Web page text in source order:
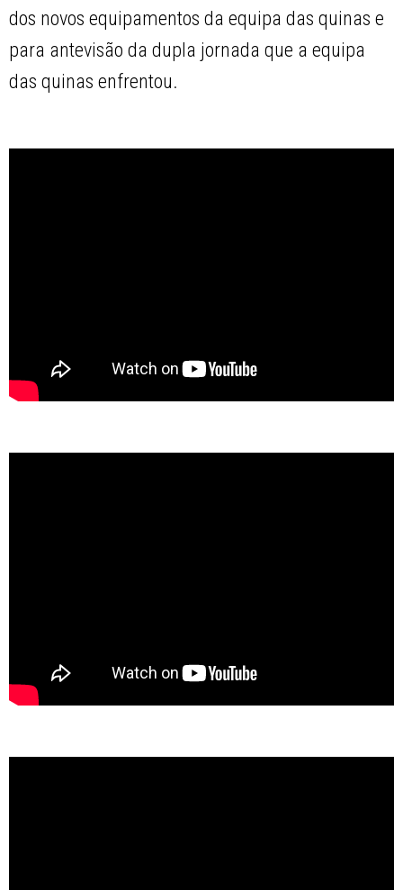
dos novos equipamentos da equipa das quinas e
para antevisão da dupla jornada que a equipa
das quinas enfrentou.